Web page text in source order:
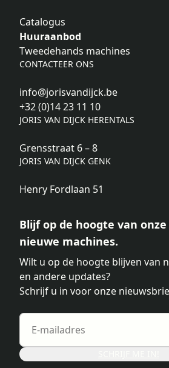
Catalogus
Huuraanbod
Tweedehands machines
CONTACTEER ONS
info@jorisvandijck.be
+32 (0)14 23 11 10
JORIS VAN DIJCK HERENTALS
Grensstraat 6 – 8
JORIS VAN DIJCK GENK
Henry Fordlaan 51
Blijf op de hoogte van
nieuwe machines.
Wilt u op de hoogte blijven van
en andere updates?
Schrijf u in voor onze